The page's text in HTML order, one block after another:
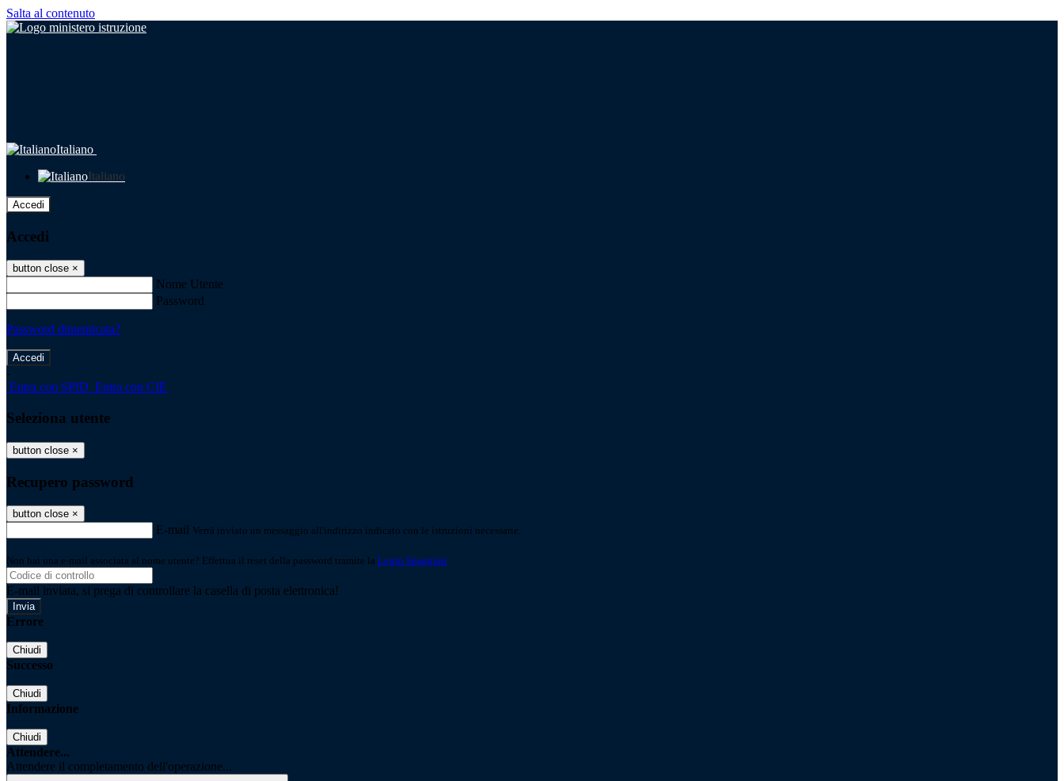
Salta al contenuto
Italiano
Italiano
Accedi
Accedi
button close ×
Nome Utente
Password
Password dimenticata?
-
Entra con SPID Entra con CIE
Seleziona utente
button close ×
Recupero password
button close ×
E-mail Verrà inviato un messaggio all'indirizzo indicato con le istruzioni necessarie.
Non hai una e-mail associata al nome utente? Effettua il reset della password tramite la Login Spaggiari
E-mail inviata, si prega di controllare la casella di posta elettronica!
Errore
Chiudi
Successo
Chiudi
Informazione
Chiudi
Attendere...
Attendere il completamento dell'operazione...